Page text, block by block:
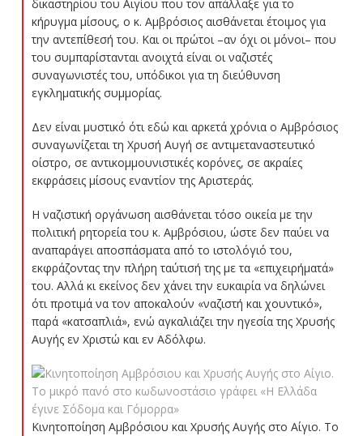
δικαστηρίου του Αιγίου που τον απάλλαξε για το
κήρυγμα μίσους, ο κ. Αμβρόσιος αισθάνεται έτοιμος για
την αντεπίθεσή του. Και οι πρώτοι –αν όχι οι μόνοι– που
του συμπαρίστανται ανοιχτά είναι οι ναζιστές
συναγωνιστές του, υπόδικοι για τη διεύθυνση
εγκληματικής συμμορίας.
Δεν είναι μυστικό ότι εδώ και αρκετά χρόνια ο Αμβρόσιος
συναγωνίζεται τη Χρυσή Αυγή σε αντιμεταναστευτικό
οίστρο, σε αντικομμουνιστικές κορόνες, σε ακραίες
εκφράσεις μίσους εναντίον της Αριστεράς.
Η ναζιστική οργάνωση αισθάνεται τόσο οικεία με την
πολιτική ρητορεία του κ. Αμβρόσιου, ώστε δεν παύει να
αναπαράγει αποσπάσματα από το ιστολόγιό του,
εκφράζοντας την πλήρη ταύτισή της με τα «επιχειρήματά»
του. Αλλά κι εκείνος δεν χάνει την ευκαιρία να δηλώνει
ότι προτιμά να τον αποκαλούν «ναζιστή και χουντικό»,
παρά «κατσαπλιά», ενώ αγκαλιάζει την ηγεσία της Χρυσής
Αυγής εν Χριστώ και εν Αδόλφω.
Κινητοποίηση Αμβρόσιου και Χρυσής Αυγής στο Αίγιο. Το